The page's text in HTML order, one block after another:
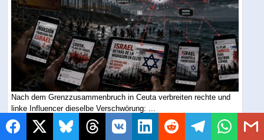
Nach dem Grenzzusammenbruch in Ceuta verbreiten rechte und
linke Influencer dieselbe Verschwörung: ...